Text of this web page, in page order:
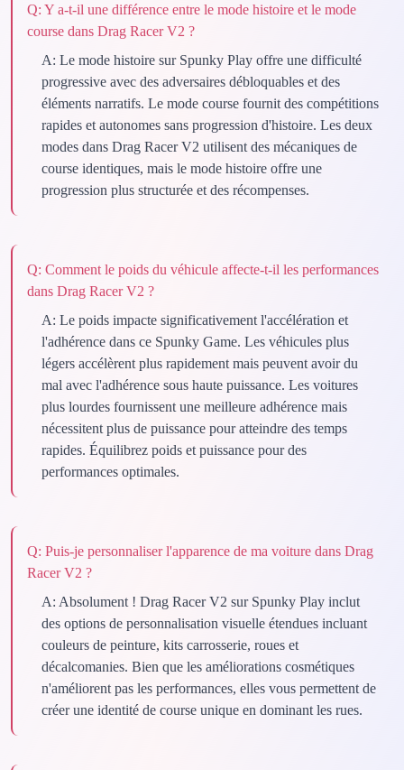
Q: Y a-t-il une différence entre le mode histoire et le mode
course dans Drag Racer V2 ?
A: Le mode histoire sur Spunky Play offre une difficulté
progressive avec des adversaires débloquables et des
éléments narratifs. Le mode course fournit des compétitions
rapides et autonomes sans progression d'histoire. Les deux
modes dans Drag Racer V2 utilisent des mécaniques de
course identiques, mais le mode histoire offre une
progression plus structurée et des récompenses.
Q: Comment le poids du véhicule affecte-t-il les performances
dans Drag Racer V2 ?
A: Le poids impacte significativement l'accélération et
l'adhérence dans ce Spunky Game. Les véhicules plus
légers accélèrent plus rapidement mais peuvent avoir du
mal avec l'adhérence sous haute puissance. Les voitures
plus lourdes fournissent une meilleure adhérence mais
nécessitent plus de puissance pour atteindre des temps
rapides. Équilibrez poids et puissance pour des
performances optimales.
Q: Puis-je personnaliser l'apparence de ma voiture dans Drag
Racer V2 ?
A: Absolument ! Drag Racer V2 sur Spunky Play inclut
des options de personnalisation visuelle étendues incluant
couleurs de peinture, kits carrosserie, roues et
décalcomanies. Bien que les améliorations cosmétiques
n'améliorent pas les performances, elles vous permettent de
créer une identité de course unique en dominant les rues.